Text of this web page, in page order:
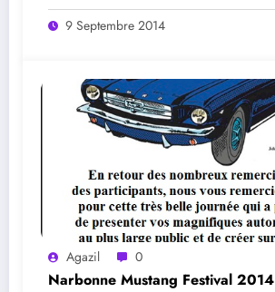
9 Septembre 2014
Agazil 0
Narbonne Mustang Festival 2014